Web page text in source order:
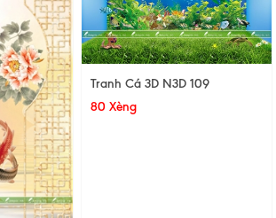
Tranh Cá 3D N3D 109
80 Xèng